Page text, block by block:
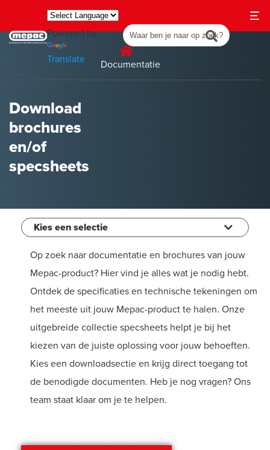
Powered by
Translate
Documentatie
Download
brochures
en/of
specsheets
Kies een selectie
Op zoek naar documentatie en brochures van jouw
Mepac-product? Hier vind je alles wat je nodig hebt.
Ontdek de specificaties en technische tekeningen om
het meeste uit jouw Mepac-product te halen. Onze
uitgebreide collectie specsheets helpt je bij het
kiezen van de juiste oplossing voor jouw behoeften.
Kies een downloadsectie en krijg direct toegang tot
de benodigde documenten. Heb je nog vragen? Ons
team staat klaar om je te helpen.